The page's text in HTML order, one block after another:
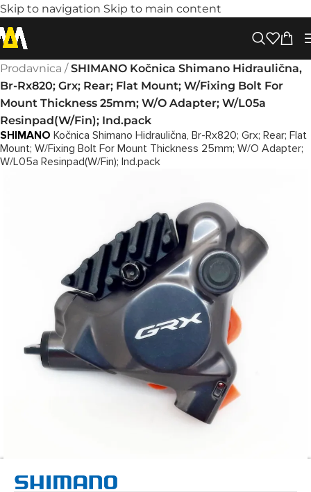
Skip to navigation Skip to main content
Prodavnica /SHIMANO Kočnica Shimano Hidraulična,
Br-Rx820; Grx; Rear; Flat Mount; W/Fixing Bolt For
Mount Thickness 25mm; W/O Adapter; W/L05a
Resinpad(W/Fin); Ind.pack
SHIMANO Kočnica Shimano Hidraulična, Br-Rx820; Grx; Rear; Flat
Mount; W/Fixing Bolt For Mount Thickness 25mm; W/O Adapter;
W/L05a Resinpad(W/Fin); Ind.pack